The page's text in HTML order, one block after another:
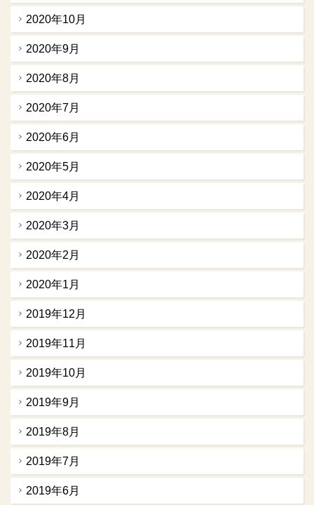
2020年10月
2020年9月
2020年8月
2020年7月
2020年6月
2020年5月
2020年4月
2020年3月
2020年2月
2020年1月
2019年12月
2019年11月
2019年10月
2019年9月
2019年8月
2019年7月
2019年6月